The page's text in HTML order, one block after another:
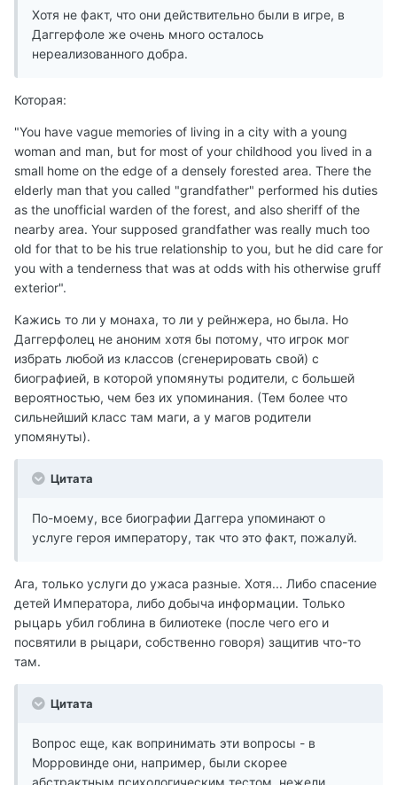
Хотя не факт, что они действительно были в игре, в
Даггерфоле же очень много осталось
нереализованного добра.
Которая:
"You have vague memories of living in a city with a young
woman and man, but for most of your childhood you lived in a
small home on the edge of a densely forested area. There the
elderly man that you called "grandfather" performed his duties
as the unofficial warden of the forest, and also sheriff of the
nearby area. Your supposed grandfather was really much too
old for that to be his true relationship to you, but he did care for
you with a tenderness that was at odds with his otherwise gruff
exterior".
Кажись то ли у монаха, то ли у рейнжера, но была. Но
Даггерфолец не аноним хотя бы потому, что игрок мог
избрать любой из классов (сгенерировать свой) с
биографией, в которой упомянуты родители, с большей
вероятностью, чем без их упоминания. (Тем более что
сильнейший класс там маги, а у магов родители
упомянуты).
Цитата
По-моему, все биографии Даггера упоминают о
услуге героя императору, так что это факт, пожалуй.
Ага, только услуги до ужаса разные. Хотя... Либо спасение
детей Императора, либо добыча информации. Только
рыцарь убил гоблина в билиотеке (после чего его и
посвятили в рыцари, собственно говоря) защитив что-то
там.
Цитата
Вопрос еще, как вопринимать эти вопросы - в
Морровинде они, например, были скорее
абстрактным психологическим тестом, нежели